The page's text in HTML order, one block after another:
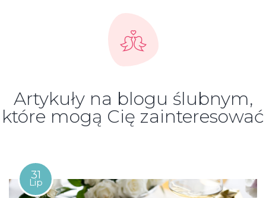
Artykuły na blogu ślubnym,
które mogą Cię zainteresować
31
Lip